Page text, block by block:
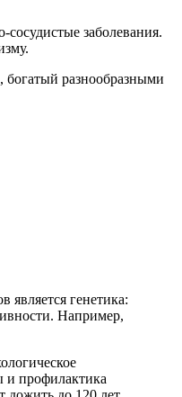
заболевания.
разнообразными
является генетика:
Например,
и профилактика